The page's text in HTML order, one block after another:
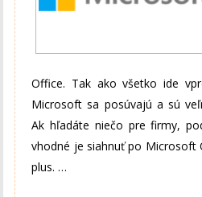
Office. Tak ako všetko ide
Microsoft sa posúvajú a sú
Ak hľadáte niečo pre firmy,
vhodné je siahnuť po Microsoft
plus.…